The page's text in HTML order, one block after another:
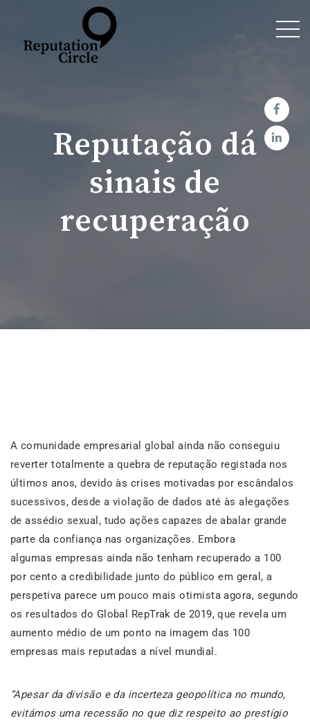
Reputação dá
sinais de
recuperação
A comunidade empresarial global ainda não conseguiu
reverter totalmente a quebra de reputação registada nos
últimos anos, devido às crises motivadas por escândalos
sucessivos, desde a violação de dados até às alegações
de assédio sexual, tudo ações capazes de abalar grande
parte da confiança nas organizações. Embora
algumas empresas ainda não tenham recuperado a 100
por cento a credibilidade junto do público em geral, a
perspetiva parece um pouco mais otimista agora, segundo
os resultados do Global RepTrak de 2019, que revela um
aumento médio de um ponto na imagem das 100
empresas mais reputadas a nível mundial.
“Apesar da divisão e da incerteza geopolítica no mundo,
evitámos uma recessão no que diz respeito ao prestígio